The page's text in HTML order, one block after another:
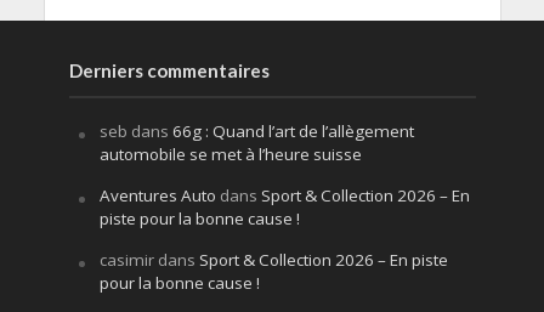
Derniers commentaires
seb dans 66g : Quand l’art de l’allègement
automobile se met à l’heure suisse
Aventures Auto dans Sport & Collection 2026 – En
piste pour la bonne cause !
casimirdans Sport & Collection 2026 – En piste
pour la bonne cause !